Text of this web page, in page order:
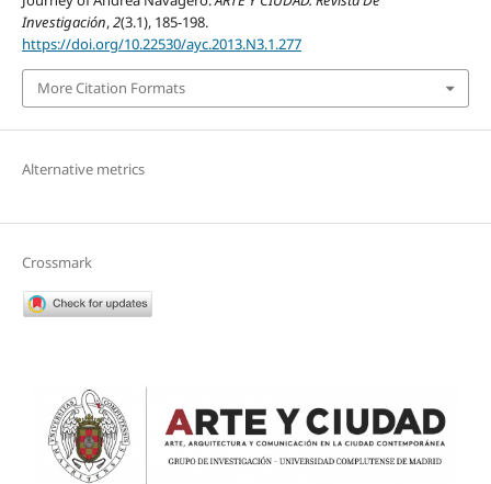
Investigación,2(3.1), 185-198.
https://doi.org/10.22530/ayc.2013.N3.1.277
More Citation Formats
Alternative metrics
Crossmark